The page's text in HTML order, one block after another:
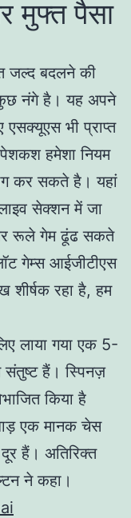
मुफ्त पैसा
जल्द बदलने की
कुछ नंगे है। यह अपने
भी प्राप्त
हमेशा नियम
कर सकते है। यहां
सेक्शन में जा
रूले गेम ढूंढ सकते
गेम्स आईजीटीएस
रहा है, हम
लाया गया एक 5-
हैं। स्पिनज़
किया है
एक मानक चेस
हैं। अतिरिक्त
ने कहा।